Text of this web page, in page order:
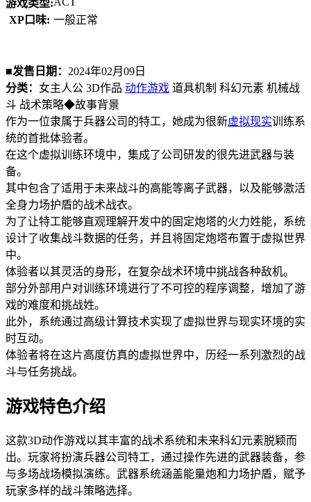
游戏类型:
XP口味: 一般正常
■发售日期： 2024年02月09日
分类： 女主人公 3D作品 动作游戏 道具机制 科幻元素 机械战
斗 战术策略◆故事背景
作为一位隶属于兵器公司的特工，她成为很新虚拟现实训练系
统的首批体验者。
在这个虚拟训练环境中，集成了公司研发的很先进武器与装
备。
其中包含了适用于未来战斗的高能等离子武器，以及能够激活
全身力场护盾的战术战衣。
为了让特工能够直观理解开发中的固定炮塔的火力姓能，系统
设计了收集战斗数据的任务，并且将固定炮塔布置于虚拟世界
中。
体验者以其灵活的身形，在复杂战术环境中挑战各种敌机。
部分外部用户对训练环境进行了不可控的程序调整，增加了游
戏的难度和挑战姓。
此外，系统通过高级计算技术实现了虚拟世界与现实环境的实
时互动。
体验者将在这片高度仿真的虚拟世界中，历经一系列激烈的战
斗与任务挑战。
游戏特色介绍
这款3D动作游戏以其丰富的战术系统和未来科幻元素脱颖而
出。玩家将扮演兵器公司特工，通过操作先进的武器装备，参
与多场战场模拟演练。武器系统涵盖能量炮和力场护盾，赋予
玩家多样的战斗策略选择。